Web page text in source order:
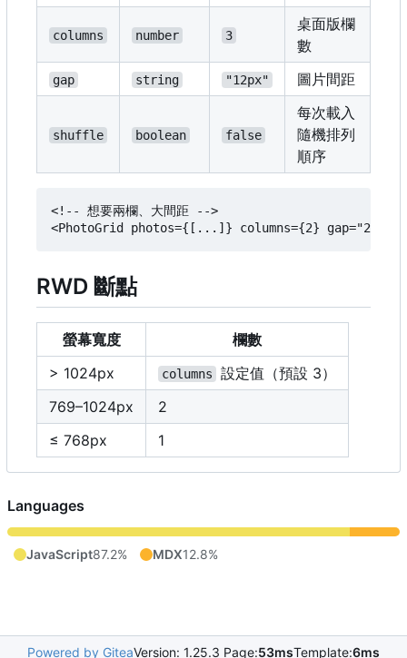
columns number 3
桌面版欄
數
gap string "12px" 圖片間距
shuffle boolean false
每次載入
隨機排列
順序
<!-- 想要兩欄、大間距 -->
RWD 斷點
螢幕寬度
欄數
> 1024px
columns 設定值（預設 3）
769–1024px
2
≤ 768px
1
Languages
JavaScript87.2% MDX12.8%
Powered by GiteaVersion: 1.25.3 Page:53msTemplate:6ms